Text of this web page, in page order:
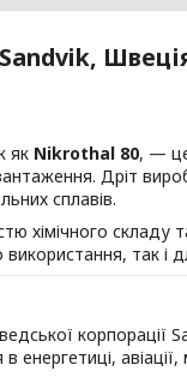
як Nikrothal 80, —
Дріт
сплавів.
хімічного
так і
корпорації
енергетиці,